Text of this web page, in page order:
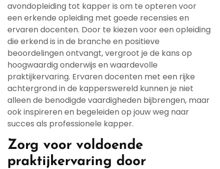
avondopleiding tot kapper is om te opteren voor
een erkende opleiding met goede recensies en
ervaren docenten. Door te kiezen voor een opleiding
die erkend is in de branche en positieve
beoordelingen ontvangt, vergroot je de kans op
hoogwaardig onderwijs en waardevolle
praktijkervaring. Ervaren docenten met een rijke
achtergrond in de kapperswereld kunnen je niet
alleen de benodigde vaardigheden bijbrengen, maar
ook inspireren en begeleiden op jouw weg naar
succes als professionele kapper.
Zorg voor voldoende
praktijkervaring door